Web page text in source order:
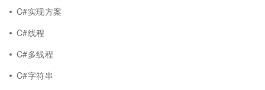
C#实现方案
C#线程
C#多线程
C#字符串